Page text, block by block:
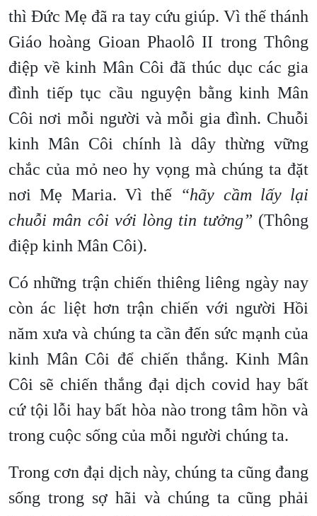
thì Đức Mẹ đã ra tay cứu giúp. Vì thế thánh
Giáo hoàng Gioan Phaolô II trong Thông
điệp về kinh Mân Côi đã thúc dục các gia
đình tiếp tục cầu nguyện bằng kinh Mân
Côi nơi mỗi người và mỗi gia đình. Chuỗi
kinh Mân Côi chính là dây thừng vững
chắc của mỏ neo hy vọng mà chúng ta đặt
nơi Mẹ Maria. Vì thế “hãy cầm lấy lại
chuỗi mân côi với lòng tin tưởng” (Thông
điệp kinh Mân Côi).
Có những trận chiến thiêng liêng ngày nay
còn ác liệt hơn trận chiến với người Hồi
năm xưa và chúng ta cần đến sức mạnh của
kinh Mân Côi để chiến thắng. Kinh Mân
Côi sẽ chiến thắng đại dịch covid hay bất
cứ tội lỗi hay bất hòa nào trong tâm hồn và
trong cuộc sống của mỗi người chúng ta.
Trong cơn đại dịch này, chúng ta cũng đang
sống trong sợ hãi và chúng ta cũng phải